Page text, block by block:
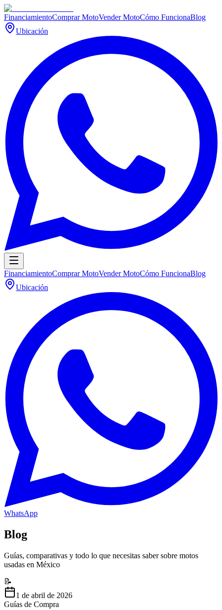
FinanciamientoComprar MotoVender MotoCómo FuncionaBlog
Ubicación
FinanciamientoComprar MotoVender MotoCómo FuncionaBlog
Ubicación
WhatsApp
Blog
Guías, comparativas y todo lo que necesitas saber sobre motos
usadas en México
📝
1 de abril de 2026
Guías de Compra